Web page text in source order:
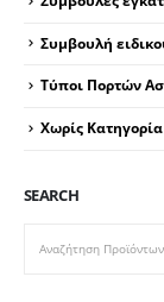
Συμβουλή
Τύποι Πορτών
Χωρίς Κατηγορία
SEARCH